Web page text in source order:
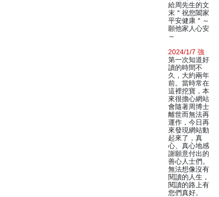
給周先生的文
末＂祝您闔家
平安健康＂～
願他家人心安
～
2024/1/7 強
第一次知道好
讀的時間不
久，大約兩年
前。當時常在
這裡挖寶，本
來很擔心網站
會隨著周博士
離世而無法再
運作，今日再
來發現網站動
起來了，真
心、真心地感
謝願意付出的
善心人士們。
無法想像沒有
閱讀的人生，
閱讀的路上有
您們真好。